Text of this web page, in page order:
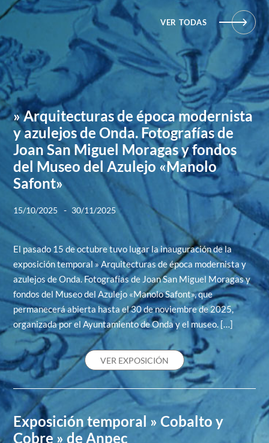
VER TODAS
» Arquitecturas de época modernista
y azulejos de Onda. Fotografías de
Joan San Miguel Moragas y fondos
del Museo del Azulejo «Manolo
Safont»
15/10/2025 - 30/11/2025
El pasado 15 de octubre tuvo lugar la inauguración de la
exposición temporal » Arquitecturas de época modernista y
azulejos de Onda. Fotografías de Joan San Miguel Moragas y
fondos del Museo del Azulejo «Manolo Safont», que
permanecerá abierta hasta el 30 de noviembre de 2025,
organizada por el Ayuntamiento de Onda y el museo. […]
VER EXPOSICIÓN
Exposición temporal » Cobalto y
Cobre » de Anpec